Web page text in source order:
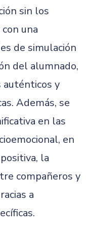
sin los
una
de simulación
del alumnado,
auténticos y
Además, se
en las
en
la
compañeros y
a